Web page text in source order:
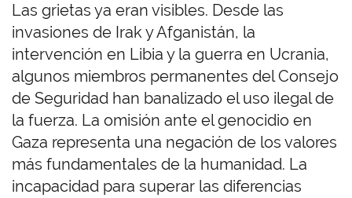
Las grietas ya eran visibles. Desde las
invasiones de Irak y Afganistán, la
intervención en Libia y la guerra en Ucrania,
algunos miembros permanentes del Consejo
de Seguridad han banalizado el uso ilegal de
la fuerza. La omisión ante el genocidio en
Gaza representa una negación de los valores
más fundamentales de la humanidad. La
incapacidad para superar las diferencias